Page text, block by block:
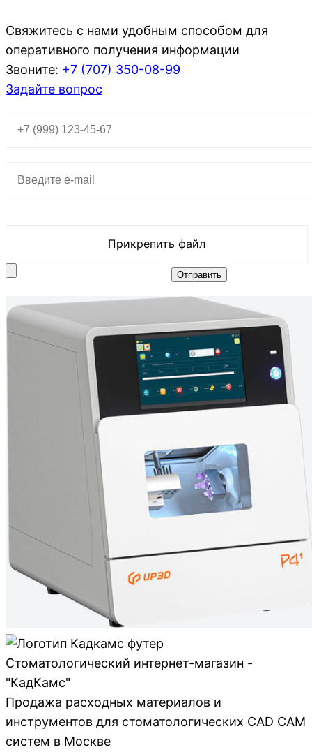
Свяжитесь с нами удобным способом для
оперативного получения информации
Звоните: +7 (707) 350-08-99
Задайте вопрос
Прикрепить файл
Стоматологический интернет-магазин -
"КадКамс"
Продажа расходных материалов и
инструментов для стоматологических CAD CAM
систем в Москве